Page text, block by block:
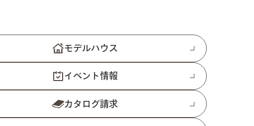
モデルハウス
イベント情報
カタログ請求